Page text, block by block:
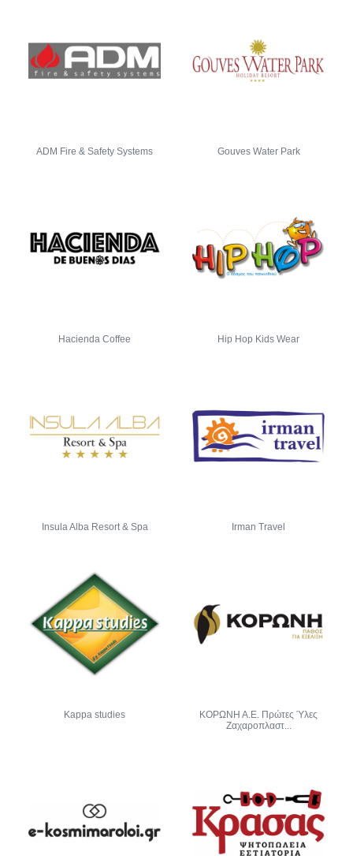
ADM Fire & Safety Systems Gouves Water Park
Hacienda Coffee Hip Hop Kids Wear
Insula Alba Resort & Spa Irman Travel
Kappa studies
ΚΟΡΩΝΗ Α.Ε. Πρώτες Ύλες
Ζαχαροπλαστ...